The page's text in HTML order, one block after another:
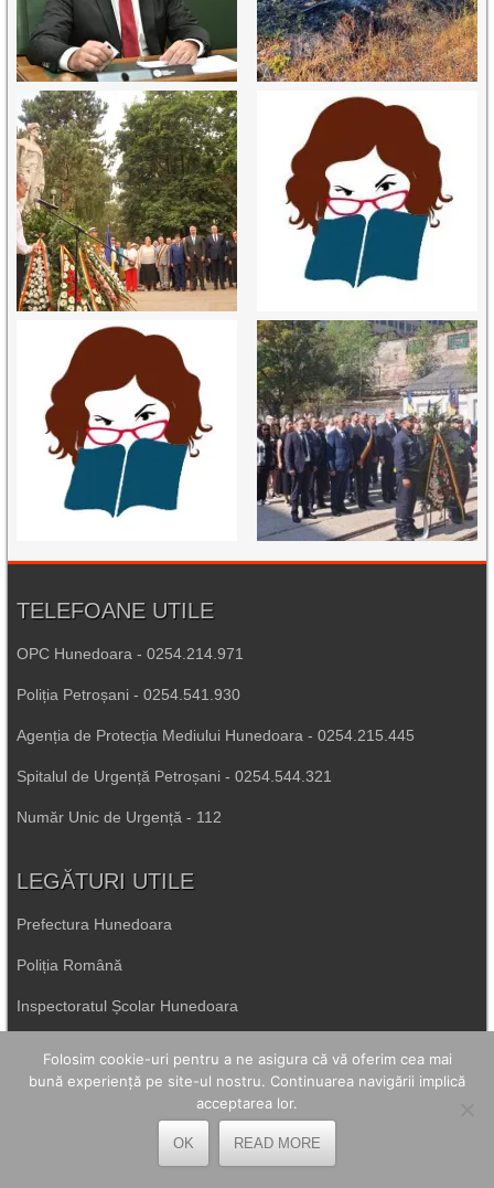
TELEFOANE UTILE
OPC Hunedoara - 0254.214.971
Poliția Petroșani - 0254.541.930
Agenția de Protecția Mediului Hunedoara - 0254.215.445
Spitalul de Urgență Petroșani - 0254.544.321
Număr Unic de Urgență - 112
LEGĂTURI UTILE
Prefectura Hunedoara
Poliția Română
Inspectoratul Școlar Hunedoara
Primăria Petrila
Folosim cookie-uri pentru a ne asigura că vă oferim cea mai
bună experiență pe site-ul nostru. Continuarea navigării implică
acceptarea lor.
OK READ MORE